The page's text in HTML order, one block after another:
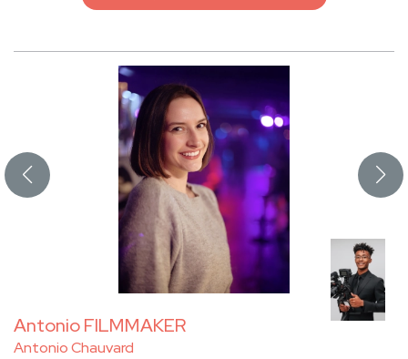
Antonio FILMMAKER
Antonio Chauvard